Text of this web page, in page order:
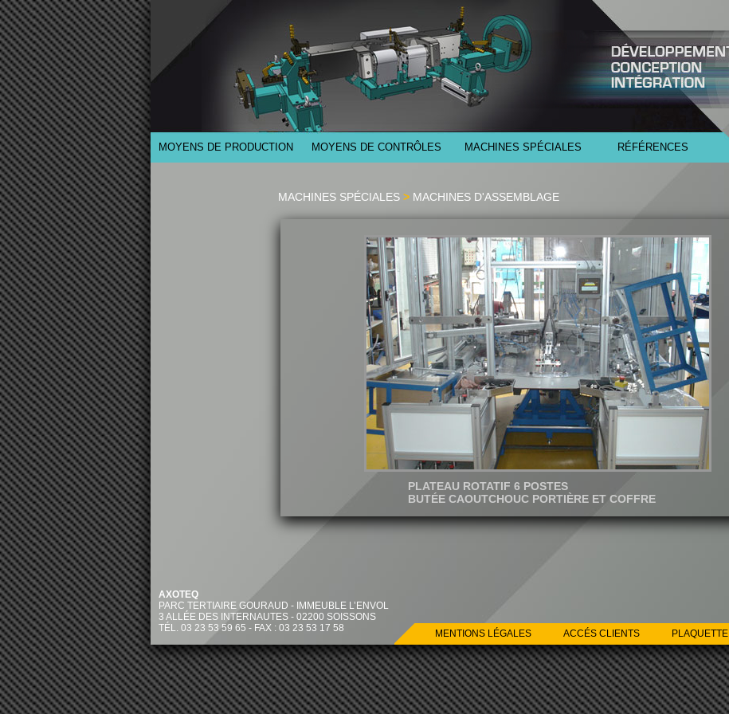
MOYENS DE PRODUCTION MOYENS DE CONTRÔLES MACHINES SPÉCIALES RÉFÉRENCES
MACHINES SPÉCIALES > MACHINES D'ASSEMBLAGE
PLATEAU ROTATIF 6 POSTES
BUTÉE CAOUTCHOUC PORTIÈRE ET COFFRE
AXOTEQ
PARC TERTIAIRE GOURAUD - IMMEUBLE L’ENVOL
3 ALLÉE DES INTERNAUTES - 02200 SOISSONS
TÉL. 03 23 53 59 65 - FAX : 03 23 53 17 58
PLAQUETTE
ACCÉS CLIENTS
MENTIONS LÉGALES